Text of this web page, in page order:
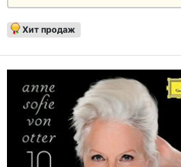
Хит продаж